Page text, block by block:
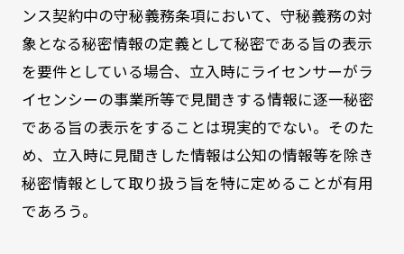
ンス契約中の守秘義務条項において、守秘義務の対
象となる秘密情報の定義として秘密である旨の表示
を要件としている場合、立入時にライセンサーがラ
イセンシーの事業所等で見聞きする情報に逐一秘密
である旨の表示をすることは現実的でない。そのた
め、立入時に見聞きした情報は公知の情報等を除き
秘密情報として取り扱う旨を特に定めることが有用
であろう。